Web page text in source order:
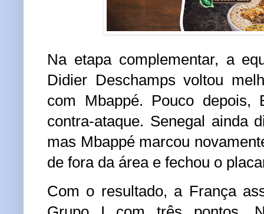
Na etapa complementar, a
Didier Deschamps voltou
com Mbappé. Pouco depois,
contra-ataque. Senegal ainda
mas Mbappé marcou
de fora da área e fechou o
Com o resultado, a França